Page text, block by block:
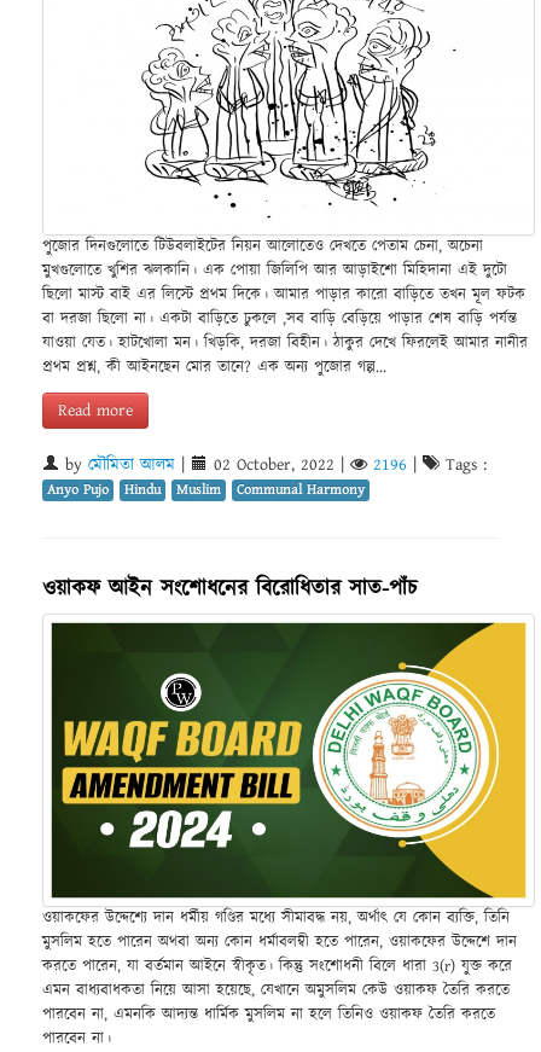
পুজোর দিনগুলোতে টিউবলাইটের নিয়ন আলোতেও দেখতে পেতাম চেনা, অচেনা
মুখগুলোতে খুশির ঝলকানি। এক পোয়া জিলিপি আর আড়াইশো মিহিদানা এই দুটো
ছিলো মাস্ট বাই এর লিস্টে প্রথম দিকে। আমার পাড়ার কারো বাড়িতে তখন মূল ফটক
বা দরজা ছিলো না। একটা বাড়িতে ঢুকলে ,সব বাড়ি বেড়িয়ে পাড়ার শেষ বাড়ি পর্যন্ত
যাওয়া যেত। হাটখোলা মন। খিড়কি, দরজা বিহীন। ঠাকুর দেখে ফিরলেই আমার নানীর
প্রথম প্রশ্ন, কী আইনছেন মোর তানে? এক অন্য পুজোর গল্প...
Read more
by মৌমিতা আলম 02 October, 2022 2196 Tags :
Anyo Pujo Hindu Muslim Communal Harmony
ওয়াকফ আইন সংশোধনের বিরোধিতার সাত-পাঁচ
ওয়াকফের উদ্দেশ্যে দান ধর্মীয় গণ্ডির মধ্যে সীমাবদ্ধ নয়, অর্থাৎ যে কোন ব্যক্তি, তিনি
মুসলিম হতে পারেন অথবা অন্য কোন ধর্মাবলম্বী হতে পারেন, ওয়াকফের উদ্দেশে দান
করতে পারেন, যা বর্তমান আইনে স্বীকৃত। কিন্তু সংশোধনী বিলে ধারা 3(r) যুক্ত করে
এমন বাধ্যবাধকতা নিয়ে আসা হয়েছে, যেখানে অমুসলিম কেউ ওয়াকফ তৈরি করতে
পারবেন না, এমনকি আদ্যন্ত ধার্মিক মুসলিম না হলে তিনিও ওয়াকফ তৈরি করতে
পারবেন না।